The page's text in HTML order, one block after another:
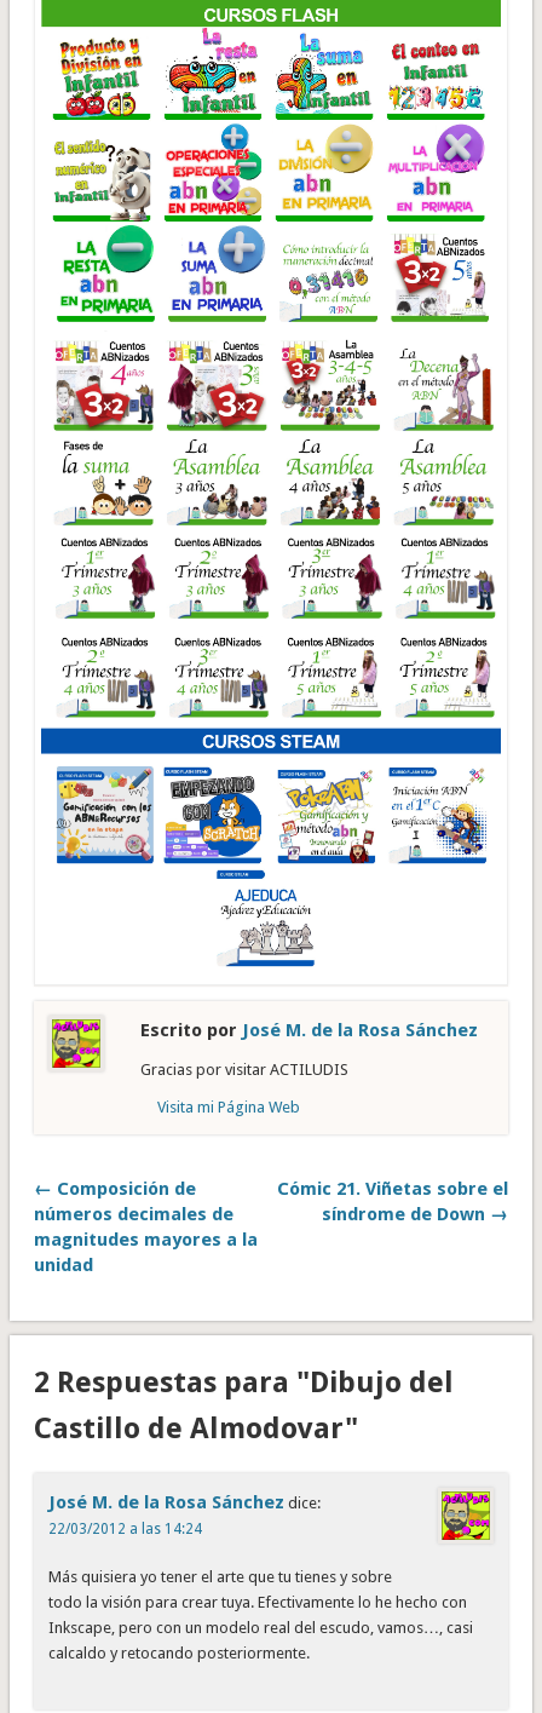
Escrito por José M. de la Rosa Sánchez
Gracias por visitar ACTILUDIS
Visita mi Página Web
← Composición de
números decimales de
magnitudes mayores a la
unidad
Cómic 21. Viñetas sobre el
síndrome de Down →
2 Respuestas para "Dibujo del
Castillo de Almodovar"
José M. de la Rosa Sánchez dice:
22/03/2012 a las 14:24
Más quisiera yo tener el arte que tu tienes y sobre
todo la visión para crear tuya. Efectivamente lo he hecho con
Inkscape, pero con un modelo real del escudo, vamos…, casi
calcaldo y retocando posteriormente.